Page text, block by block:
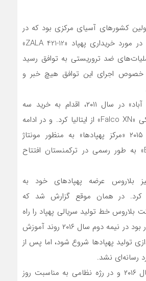
کشورهای آسیای مرکزی بود که در
سال ۲۰۰۹ با روسیه در مورد خریداری پهپاد «ZALA 421-12»
ضد تروریستی به توافق رسید
اجرای این توافق هیچ خبر و
پس از آن، «عشق آباد» در سال ۲۰۱۱، اقدام به خرید سه
دستگاه پهپاد تاکتیکی «Falco XN» از ایتالیا کرد. و در ادامه
این روند، در سال ۲۰۱۵ «مرکز پهپادها» به منظور مونتاژ
پهپادهای «Busel-M» به طور رسمی در ترکمنستان افتتاح
جولای ۲۰۱۶ نیز بلاروس عرضه پهپادهای خود به
کرد. در همان موقع گزارش شد که
بلاروس خط تولید سریالی پهپاد را راه
خواهد انداخت و قرار بود در نیمه دوم سال ۲۰۱۶ روند آموزش
تولید پهپادها شروع شود، اما پس از
رسانه‌ای نشد.
از سوی دیگر، در سال ۲۰۱۶ و در رژه نظامی به مناسبت روز